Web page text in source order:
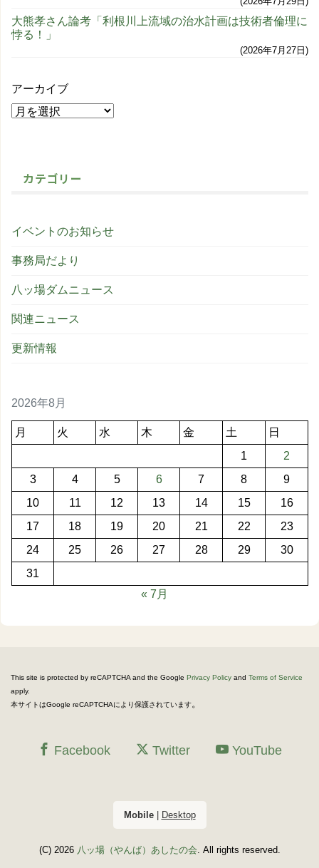
大熊孝さん論考「利根川上流域の治水計画は技術者倫理に
悖る！」
2026年7月27日
アーカイブ
カテゴリー
イベントのお知らせ
事務局だより
八ッ場ダムニュース
関連ニュース
更新情報
2026年8月
月 火 水 木 金 土
日
1
2
3
4 5 6 7 8
9
10
11 12 13 14 15
16
17
18 19 20 21 22
23
24
25 26 27 28 29
30
31
« 7月
This site is protected by reCAPTCHA and the Google Privacy Policy and Terms of Service
apply.
本サイトはGoogle reCAPTCHAにより保護されています。
Facebook Twitter YouTube
Mobile| Desktop
(C) 2026 八ッ場（やんば）あしたの会. All rights reserved.